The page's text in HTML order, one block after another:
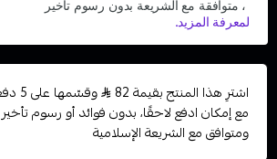
اشترِ هذا المنتج بقيمة 82
مع إمكان ادفع لاحقًا، بدون فوائد أو رسوم تأخير
ومتوافق مع الشريعة الإسلامية